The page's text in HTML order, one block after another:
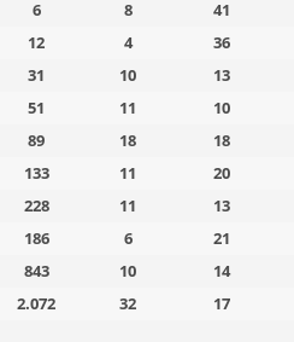
6 8
41
12 4
36
31 10
13
51 11
10
89 18
18
133 11
20
228 11
13
186 6
21
843 10
14
2.072 32 17